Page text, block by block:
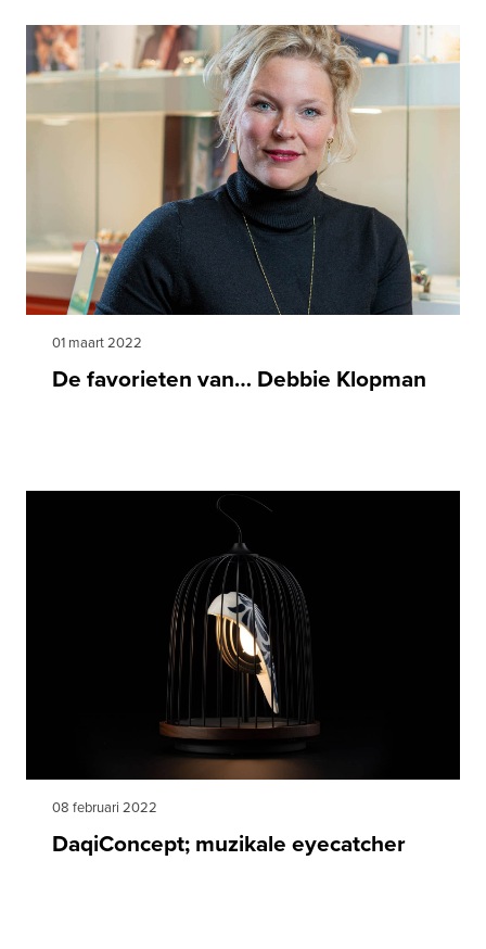
01 maart 2022
De favorieten van… Debbie Klopman
08 februari 2022
DaqiConcept; muzikale eyecatcher